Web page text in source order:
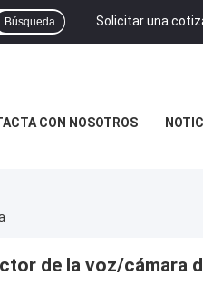
Solicitar una
Búsqueda
CON NOSOTROS
de la voz/cámara